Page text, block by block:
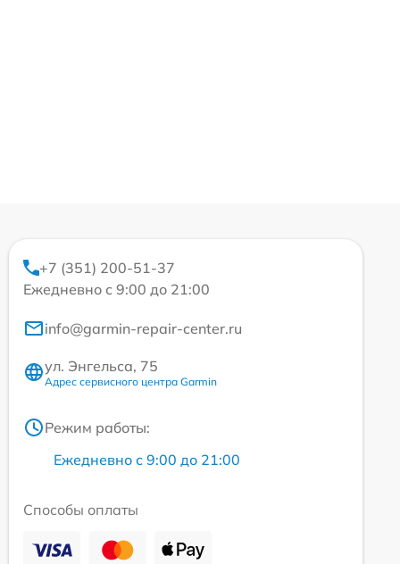
+7 (351) 200-51-37
Ежедневно с 9:00 до 21:00
info@garmin-repair-center.ru
ул. Энгельса, 75
Адрес сервисного центра Garmin
Режим работы:
Ежедневно с 9:00 до 21:00
Способы оплаты